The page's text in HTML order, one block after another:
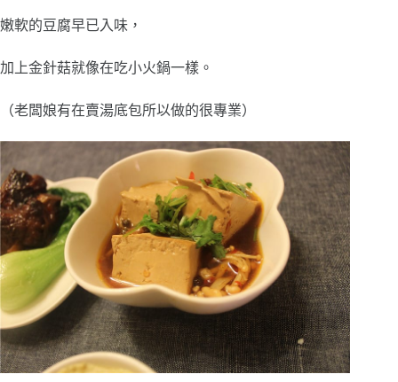
嫩軟的豆腐早已入味，
加上金針菇就像在吃小火鍋一樣。
（老闆娘有在賣湯底包所以做的很專業）